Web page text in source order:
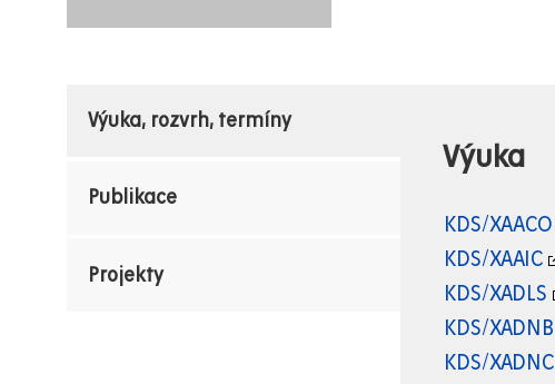
Výuka, rozvrh, termíny
Publikace
Projekty
Výuka
KDS/XAACO
KDS/XAAIC
KDS/XADLS
KDS/XADNB
KDS/XADNC